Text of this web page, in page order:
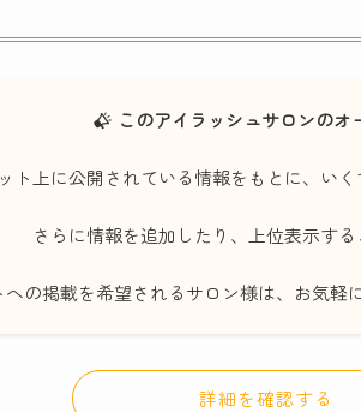
このアイラッシュサロンのオ
ト上に公開されている情報をもとに、いく
さらに情報を追加したり、上位表示する
への掲載を希望されるサロン様は、お気軽
詳細を確認する